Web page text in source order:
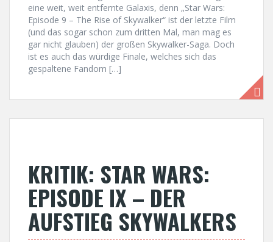
eine weit, weit entfernte Galaxis, denn „Star Wars:
Episode 9 – The Rise of Skywalker“ ist der letzte Film
(und das sogar schon zum dritten Mal, man mag es
gar nicht glauben) der großen Skywalker-Saga. Doch
ist es auch das würdige Finale, welches sich das
gespaltene Fandom […]
KRITIK: STAR WARS:
EPISODE IX – DER
AUFSTIEG SKYWALKERS